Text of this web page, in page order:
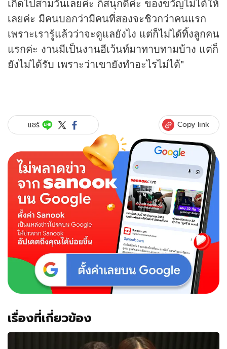
เลยค่ะ มีคนบอกว่ามีคนที่สองจะชิวกว่าคนแรก
เพราะเรารู้แล้วว่าจะดูแลยังไง แต่ก็ไม่ได้ทิ้งลูกคน
แรกค่ะ งานมีเป็นงานอีเว้นท์มาทาบทามบ้าง แต่ก็
ยังไม่ได้รับ เพราะว่าเขายังทำอะไรไม่ได้"
แชร์ Copy link
เรื่องที่เกี่ยวข้อง